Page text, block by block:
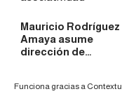
Mauricio Rodríguez
Amaya asume
dirección de…
Funciona gracias a